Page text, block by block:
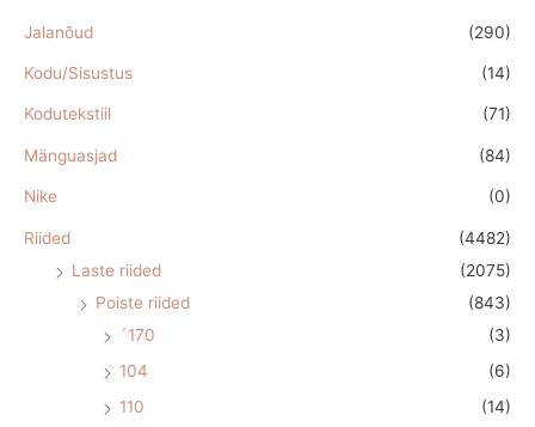
Jalanõud (290)
Kodu/Sisustus (14)
Kodutekstiil (71)
Mänguasjad (84)
Nike (0)
Riided
(4482)
Laste riided
(2075)
Poiste riided
(843)
´170
(3)
104
(6)
110
(14)